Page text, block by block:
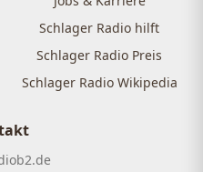
Schlager Radio hilft
Schlager Radio Preis
Schlager Radio Wikipedia